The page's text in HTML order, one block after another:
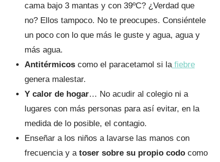
cama bajo 3 mantas y con 39ºC? ¿Verdad que
no? Ellos tampoco. No te preocupes. Consiéntele
un poco con lo que más le guste y agua, agua y
más agua.
Antitérmicoscomo el paracetamol si lafiebre
genera malestar.
Y calor de hogar… No acudir al colegio ni a
lugares con más personas para así evitar, en la
medida de lo posible, el contagio.
Enseñar a los niños a lavarse las manos con
frecuencia y atoser sobre su propio codocomo